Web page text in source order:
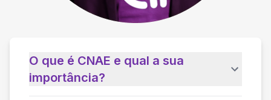
O que é CNAE e qual a sua
importância?